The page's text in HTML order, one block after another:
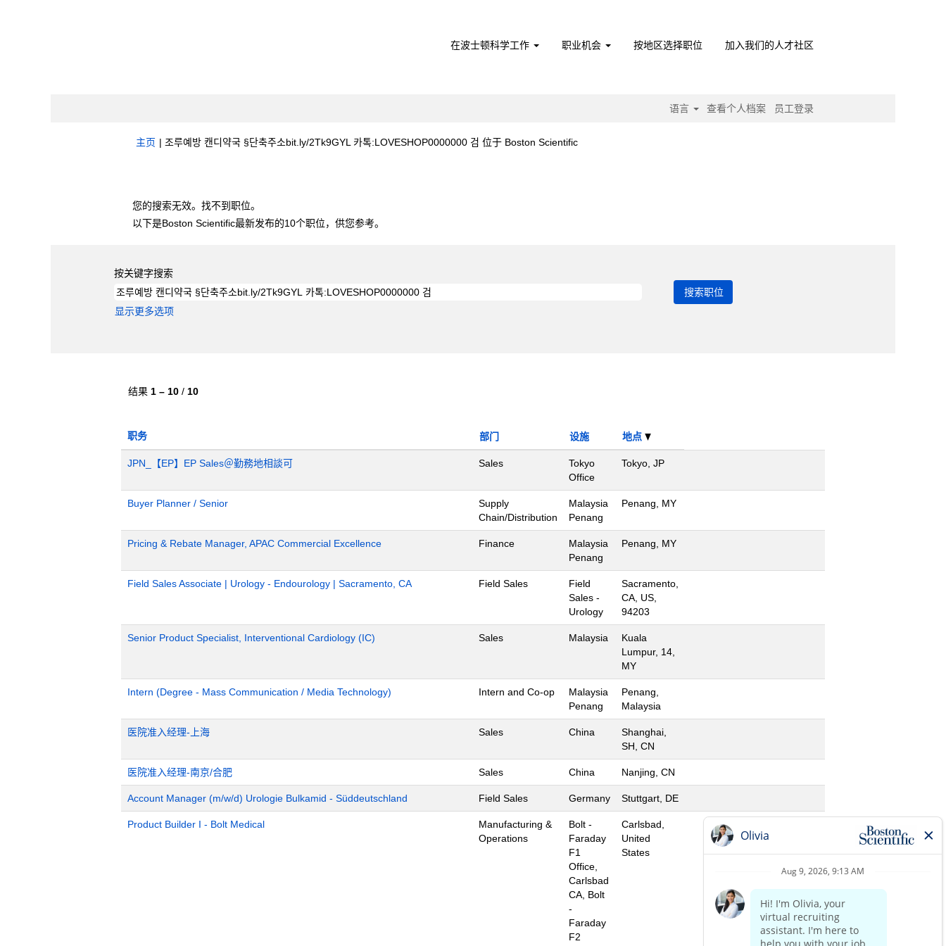
在波士顿科学工作 职业机会 按地区选择职位 加入我们的人才社区
语言 查看个人档案 员工登录
主页 | 조루예방 캔디약국 §단축주소bit.ly/2Tk9GYL 카톡:LOVESHOP0000000 검 位于 Boston Scientific（当
您的搜索无效。找不到职位。
以下是Boston Scientific最新发布的10个职位，供您参考。
按关键字搜索
显示更多选项
结果 1 – 10 / 10
职务 部门 设施 地点
JPN_【EP】EP Sales＠勤務地相談可 Sales
Tokyo
Office
Tokyo, JP
Buyer Planner / Senior
Supply
Chain/Distribution
Malaysia
Penang
Penang, MY
Pricing & Rebate Manager, APAC Commercial Excellence Finance
Malaysia
Penang
Penang, MY
Field Sales Associate | Urology - Endourology | Sacramento, CA Field Sales
Field
Sales -
Urology
Sacramento,
CA, US,
94203
Senior Product Specialist, Interventional Cardiology (IC) Sales Malaysia
Kuala
Lumpur, 14,
MY
Intern (Degree - Mass Communication / Media Technology) Intern and Co-op
Malaysia
Penang
Penang,
Malaysia
医院准入经理-上海 Sales China
Shanghai,
SH, CN
医院准入经理-南京/合肥 Sales China Nanjing, CN
Account Manager (m/w/d) Urologie Bulkamid - Süddeutschland Field Sales Germany Stuttgart, DE
Product Builder I - Bolt Medical
Manufacturing &
Operations
Bolt -
Faraday
F1
Office,
Carlsbad
CA, Bolt
-
Faraday
F2
Carlsbad,
United
States